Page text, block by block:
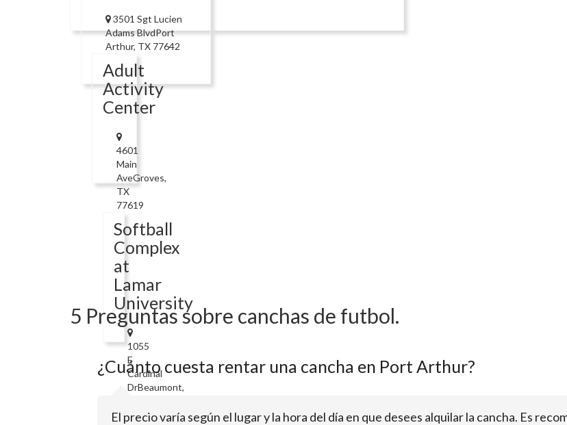
3501 Sgt Lucien
Adams BlvdPort
Arthur, TX 77642
Adult
Activity
Center
4601
Main
AveGroves,
TX
77619
Softball
Complex
at
Lamar
University
1055
E
Cardinal
DrBeaumont,
77705
5 Preguntas sobre canchas de futbol.
¿Cuánto cuesta rentar una cancha en Port Arthur?
El precio varía según el lugar y la hora del día en que desees alquilar la cancha. Es